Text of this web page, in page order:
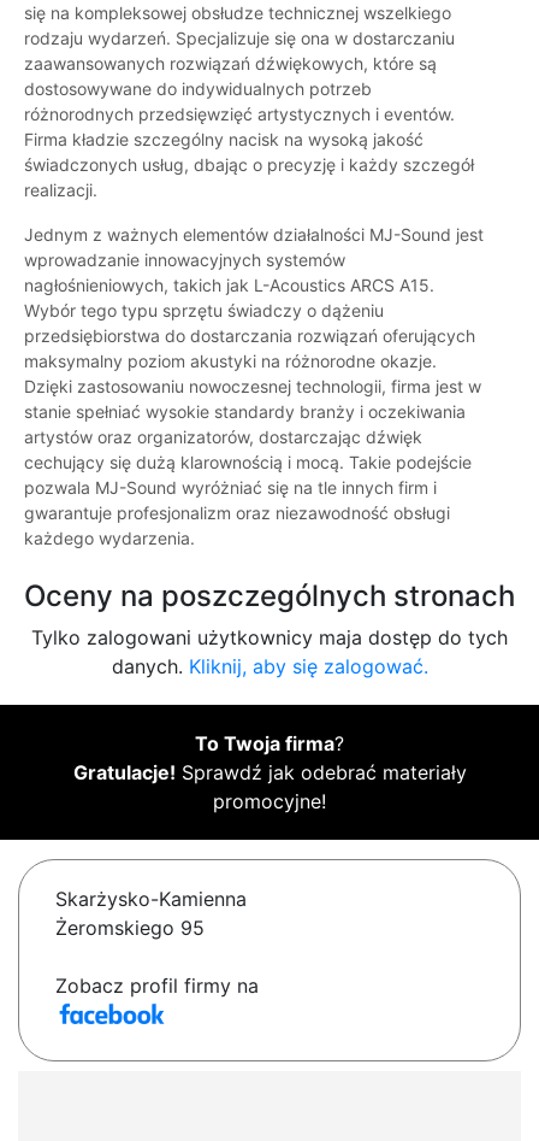
się na kompleksowej obsłudze technicznej wszelkiego
rodzaju wydarzeń. Specjalizuje się ona w dostarczaniu
zaawansowanych rozwiązań dźwiękowych, które są
dostosowywane do indywidualnych potrzeb
różnorodnych przedsięwzięć artystycznych i eventów.
Firma kładzie szczególny nacisk na wysoką jakość
świadczonych usług, dbając o precyzję i każdy szczegół
realizacji.
Jednym z ważnych elementów działalności MJ-Sound jest
wprowadzanie innowacyjnych systemów
nagłośnieniowych, takich jak L-Acoustics ARCS A15.
Wybór tego typu sprzętu świadczy o dążeniu
przedsiębiorstwa do dostarczania rozwiązań oferujących
maksymalny poziom akustyki na różnorodne okazje.
Dzięki zastosowaniu nowoczesnej technologii, firma jest w
stanie spełniać wysokie standardy branży i oczekiwania
artystów oraz organizatorów, dostarczając dźwięk
cechujący się dużą klarownością i mocą. Takie podejście
pozwala MJ-Sound wyróżniać się na tle innych firm i
gwarantuje profesjonalizm oraz niezawodność obsługi
każdego wydarzenia.
Oceny na poszczególnych stronach
Tylko zalogowani użytkownicy maja dostęp do tych
danych. Kliknij, aby się zalogować.
To Twoja firma?
Gratulacje! Sprawdź jak odebrać materiały
promocyjne!
Skarżysko-Kamienna
Żeromskiego 95
Zobacz profil firmy na